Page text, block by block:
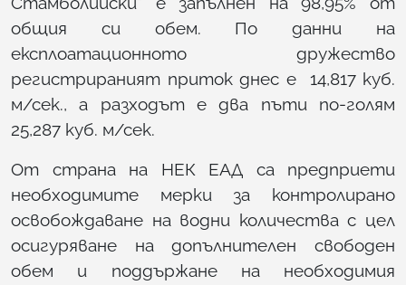
общия си обем. По данни на
експлоатационното дружество
регистрираният приток днес е 14,817 куб.
м/сек., а разходът е два пъти по-голям
25,287 куб. м/сек.
От страна на НЕК ЕАД са предприети
необходимите мерки за контролирано
освобождаване на водни количества с цел
осигуряване на допълнителен свободен
обем и поддържане на необходимия